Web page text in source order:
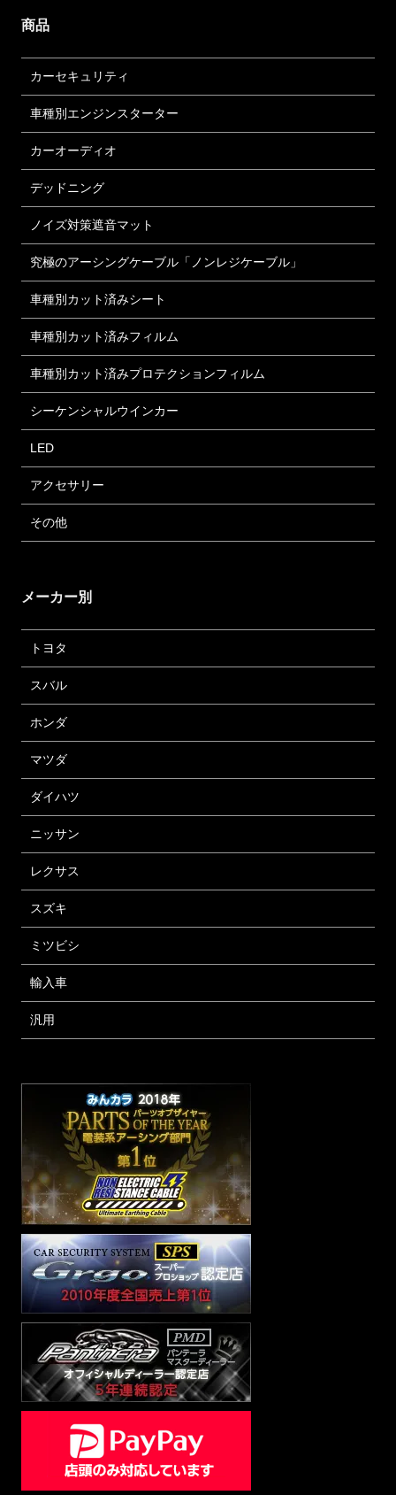
商品
カーセキュリティ
車種別エンジンスターター
カーオーディオ
デッドニング
ノイズ対策遮音マット
究極のアーシングケーブル「ノンレジケーブル」
車種別カット済みシート
車種別カット済みフィルム
車種別カット済みプロテクションフィルム
シーケンシャルウインカー
LED
アクセサリー
その他
メーカー別
トヨタ
スバル
ホンダ
マツダ
ダイハツ
ニッサン
レクサス
スズキ
ミツビシ
輸入車
汎用